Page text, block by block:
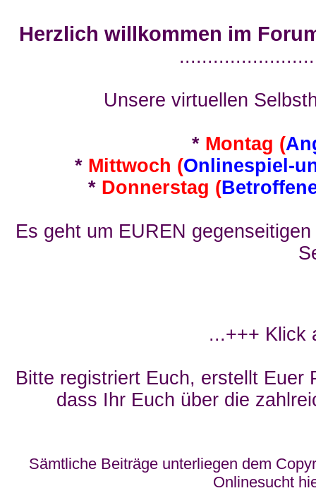
Herzlich willkommen im
Unsere virtuellen
* Montag (
* Mittwoch (Onlinespiel-
* Donnerstag (
Es geht um EUREN
...+++ Klick
Bitte registriert Euch, erstellt Euer
dass Ihr Euch über die
Sämtliche Beiträge unterliegen dem
Onlinesucht